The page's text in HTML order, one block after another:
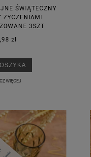
ŚWIĄTECZNY
ŻYCZENIAMI
3SZT
zł
WIĘCEJ